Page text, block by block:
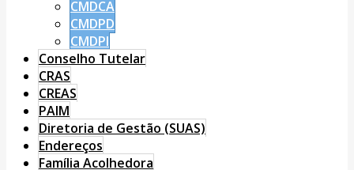
CMDCA
CMDPD
CMDPI
Conselho Tutelar
CRAS
CREAS
PAIM
Diretoria de Gestão (SUAS)
Endereços
Família Acolhedora